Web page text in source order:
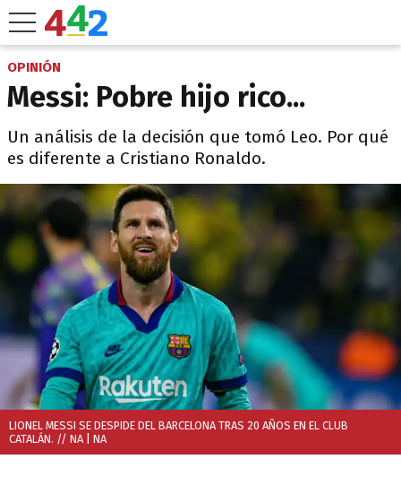
OPINIÓN
Messi: Pobre hijo rico...
Un análisis de la decisión que tomó Leo. Por qué
es diferente a Cristiano Ronaldo.
LIONEL MESSI SE DESPIDE DEL BARCELONA TRAS 20 AÑOS EN EL CLUB
CATALÁN. // NA | NA